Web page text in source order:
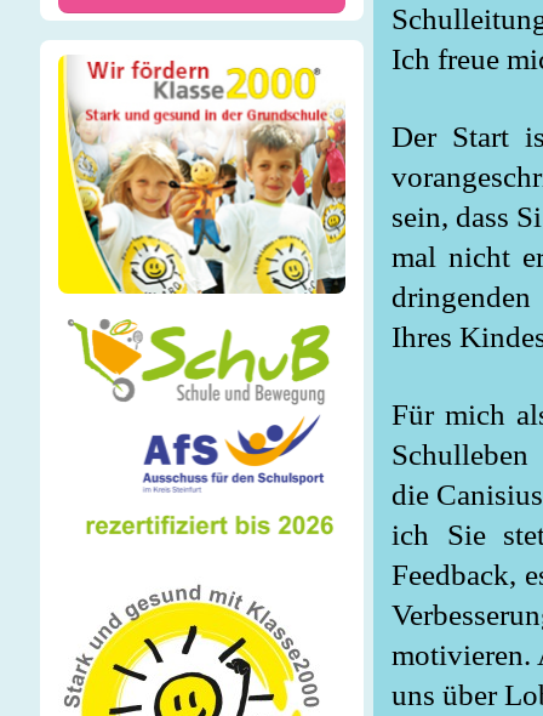
Ich freue
Der Start
sein, dass
mal nicht
Ihres
Für mich
die
ich Sie
Feedback,
motivieren.
uns über